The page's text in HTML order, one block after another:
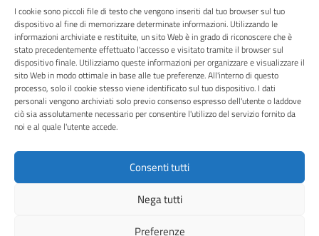
I cookie sono piccoli file di testo che vengono inseriti dal tuo browser sul tuo
dispositivo al fine di memorizzare determinate informazioni. Utilizzando le
informazioni archiviate e restituite, un sito Web è in grado di riconoscere che è
stato precedentemente effettuato l'accesso e visitato tramite il browser sul
dispositivo finale. Utilizziamo queste informazioni per organizzare e visualizzare il
sito Web in modo ottimale in base alle tue preferenze. All'interno di questo
processo, solo il cookie stesso viene identificato sul tuo dispositivo. I dati
personali vengono archiviati solo previo consenso espresso dell'utente o laddove
ciò sia assolutamente necessario per consentire l'utilizzo del servizio fornito da
noi e al quale l'utente accede.
Consenti tutti
Nega tutti
Preferenze
POSTA ELETTRONICA
PEC
drm-tos@pec.cultura.gov.it
Email
drm-tos@cultura.gov.it
Sezione Link Utili
| Note legali